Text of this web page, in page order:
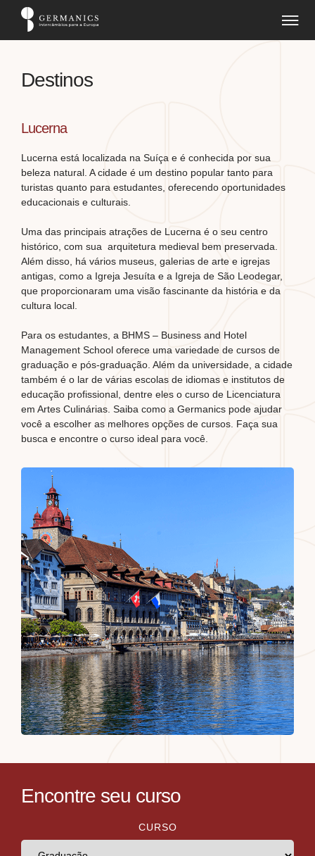
Destinos
Lucerna
Lucerna está localizada na Suíça e é conhecida por sua
beleza natural. A cidade é um destino popular tanto para
turistas quanto para estudantes, oferecendo oportunidades
educacionais e culturais.
Uma das principais atrações de Lucerna é o seu centro
histórico, com sua arquitetura medieval bem preservada.
Além disso, há vários museus, galerias de arte e igrejas
antigas, como a Igreja Jesuíta e a Igreja de São Leodegar,
que proporcionaram uma visão fascinante da história e da
cultura local.
Para os estudantes, a BHMS – Business and Hotel
Management School oferece uma variedade de cursos de
graduação e pós-graduação. Além da universidade, a cidade
também é o lar de várias escolas de idiomas e institutos de
educação profissional, dentre eles o curso de Licenciatura
em Artes Culinárias. Saiba como a Germanics pode ajudar
você a escolher as melhores opções de cursos. Faça sua
busca e encontre o curso ideal para você.
Encontre seu curso
CURSO